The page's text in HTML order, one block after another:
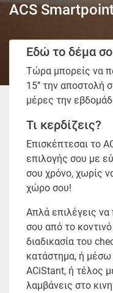
ACS
Εδώ το δέμα
Τώρα μπορείς να
15’’ την
μέρες την
Τι κερδίζεις?
Επισκέπτεσαι το
επιλογής σου με
σου χρόνο, χωρίς
χώρο σου!
Απλά επιλέγεις
σου από το
διαδικασία του
κατάστημα, ή
ACiStant, ή τέλος
λαμβάνεις στο